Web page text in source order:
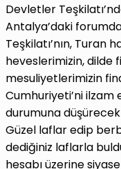
Devletler
Antalya’daki
Teşkilatı’nın, Turan
heveslerimizin, dilde
mesuliyetlerimizin
Cumhuriyeti’ni ilzam
durumuna
Güzel laflar edip
dediğiniz laflarla
hesabı üzerine